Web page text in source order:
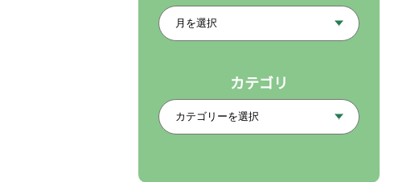
カテゴリ